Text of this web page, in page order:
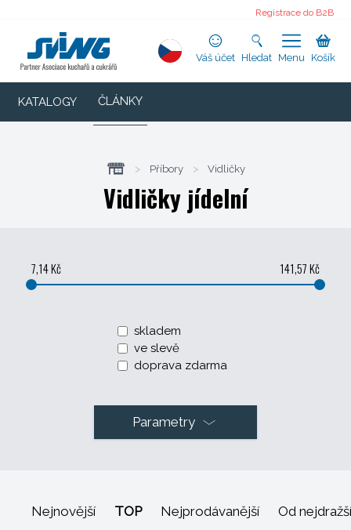
Registrace do B2B
Váš účet Hledat Menu Košík
KATALOGY ČLÁNKY
> Příbory > Vidličky
Vidličky jídelní
7,14 Kč 141,57 Kč
skladem
ve slevě
doprava zdarma
Parametry
Nejnovější TOP Nejprodávanější Od